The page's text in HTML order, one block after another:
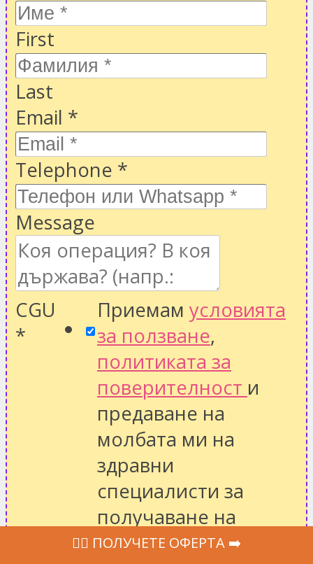
First
Last
Email *
Telephone *
Message
CGU
*
Приемам условията
за ползване,
политиката за
поверителност и
предаване на
молбата ми на
здравни
специалисти за
получаване на
подходящи оферти.
‍👩‍⚕ ПОЛУЧЕТЕ ОФЕРТА ➡️